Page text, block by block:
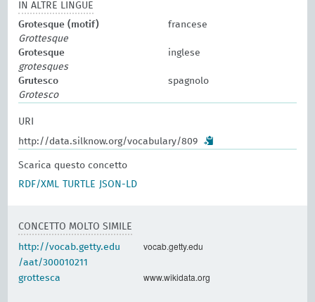
IN ALTRE LINGUE
Grotesque (motif)
francese
Grottesque
Grotesque
inglese
grotesques
Grutesco
spagnolo
Grotesco
URI
http://data.silknow.org/vocabulary/809
Scarica questo concetto
RDF/XML
TURTLE JSON-LD
CONCETTO MOLTO SIMILE
http://vocab.getty.edu
/aat/300010211
vocab.getty.edu
grottesca www.wikidata.org